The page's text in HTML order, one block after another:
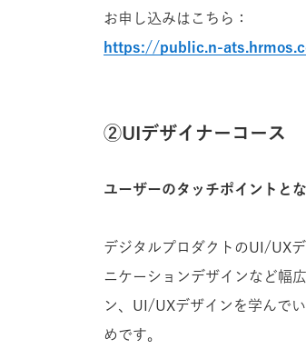
お申し込みはこちら：
https://public.n-
②UIデザイナーコース
ユーザーのタッチポイントと
デジタルプロダクトのUI/UX
ニケーションデザインなど幅
ン、UI/UXデザインを学んで
めです。